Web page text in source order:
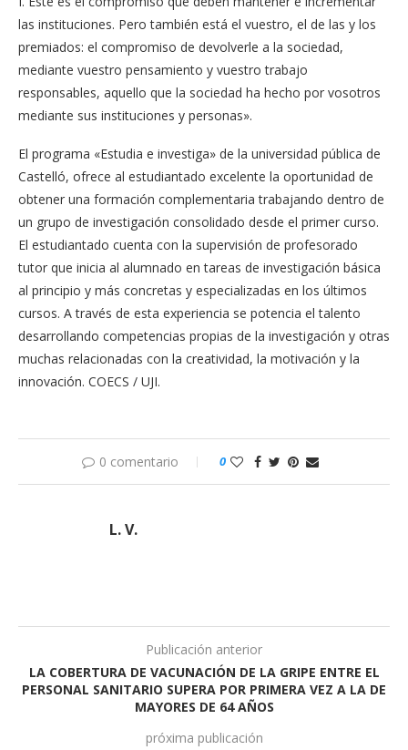
las instituciones. Pero también está el vuestro, el de las y los
premiados: el compromiso de devolverle a la sociedad,
mediante vuestro pensamiento y vuestro trabajo
responsables, aquello que la sociedad ha hecho por vosotros
mediante sus instituciones y personas».
El programa «Estudia e investiga» de la universidad pública de
Castelló, ofrece al estudiantado excelente la oportunidad de
obtener una formación complementaria trabajando dentro de
un grupo de investigación consolidado desde el primer curso.
El estudiantado cuenta con la supervisión de profesorado
tutor que inicia al alumnado en tareas de investigación básica
al principio y más concretas y especializadas en los últimos
cursos. A través de esta experiencia se potencia el talento
desarrollando competencias propias de la investigación y otras
muchas relacionadas con la creatividad, la motivación y la
innovación. COECS / UJI.
0 comentario 0
L. V.
Publicación anterior
LA COBERTURA DE VACUNACIÓN DE LA GRIPE ENTRE EL
PERSONAL SANITARIO SUPERA POR PRIMERA VEZ A LA DE
MAYORES DE 64 AÑOS
próxima publicación